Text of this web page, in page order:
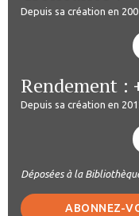
Depuis sa création en
Rendement :
Depuis sa création en
Déposées à la
ABONNEZ-